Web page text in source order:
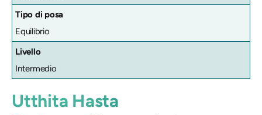
Tipo di posa
Equilibrio
Livello
Intermedio
Utthita Hasta